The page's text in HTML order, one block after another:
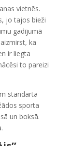
vietnēs.
jo tajos bieži
gadījumā
ka
ir liegta
to pareizi
standarta
sporta
un boksā.